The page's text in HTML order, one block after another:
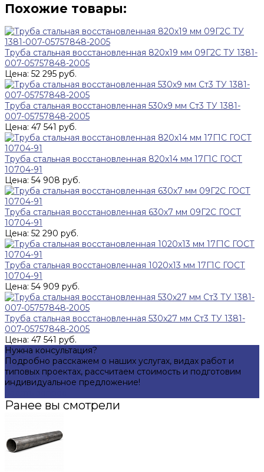
Похожие товары:
Труба стальная восстановленная 820х19 мм 09Г2С ТУ 1381-
007-05757848-2005
Цена: 52 295 руб.
Труба стальная восстановленная 530х9 мм Ст3 ТУ 1381-
007-05757848-2005
Цена: 47 541 руб.
Труба стальная восстановленная 820х14 мм 17Г1С ГОСТ
10704-91
Цена: 54 908 руб.
Труба стальная восстановленная 630х7 мм 09Г2С ГОСТ
10704-91
Цена: 52 290 руб.
Труба стальная восстановленная 1020х13 мм 17Г1С ГОСТ
10704-91
Цена: 54 909 руб.
Труба стальная восстановленная 530х27 мм Ст3 ТУ 1381-
007-05757848-2005
Цена: 47 541 руб.
Нужна консультация?
Подробно расскажем о наших услугах, видах работ и
типовых проектах, рассчитаем стоимость и подготовим
индивидуальное предложение!
Ранее вы смотрели